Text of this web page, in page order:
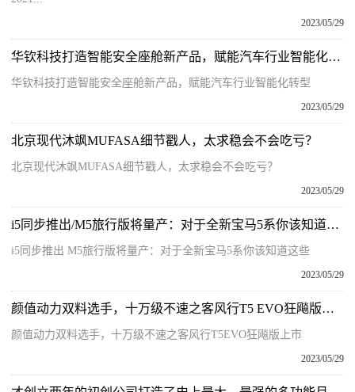
2023/05/29
华钦科技打造智能安全座舱新产品，赋能汽车行业智能化转型 焦点信息
华钦科技打造智能安全座舱新产品，赋能汽车行业智能化转型
2023/05/29
北京现代沐飒MUFASA细节戳人，太求稳会不会吃亏？
北京现代沐飒MUFASA细节戳人，太求稳会不会吃亏？
2023/05/29
i5同步推出/M5旅行版将量产：对于全新宝马5系你该知道这些
i5同步推出 M5旅行版将量产：对于全新宝马5系你该知道这些
2023/05/29
颜值动力双料选手，十万级不速之客风行T5 EVO狂飚版上市
颜值动力双料选手，十万级不速之客风行T5EVO狂飚版上市
2023/05/29